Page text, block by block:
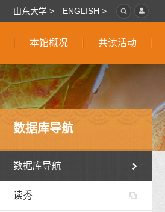
山东大学 > ENGLISH >
本馆概况 共读活动
数据库导航
数据库导航
读秀